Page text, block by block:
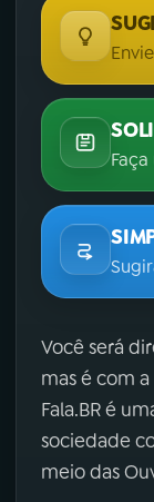
Você será
mas é com
Fala.BR é
sociedade
meio das